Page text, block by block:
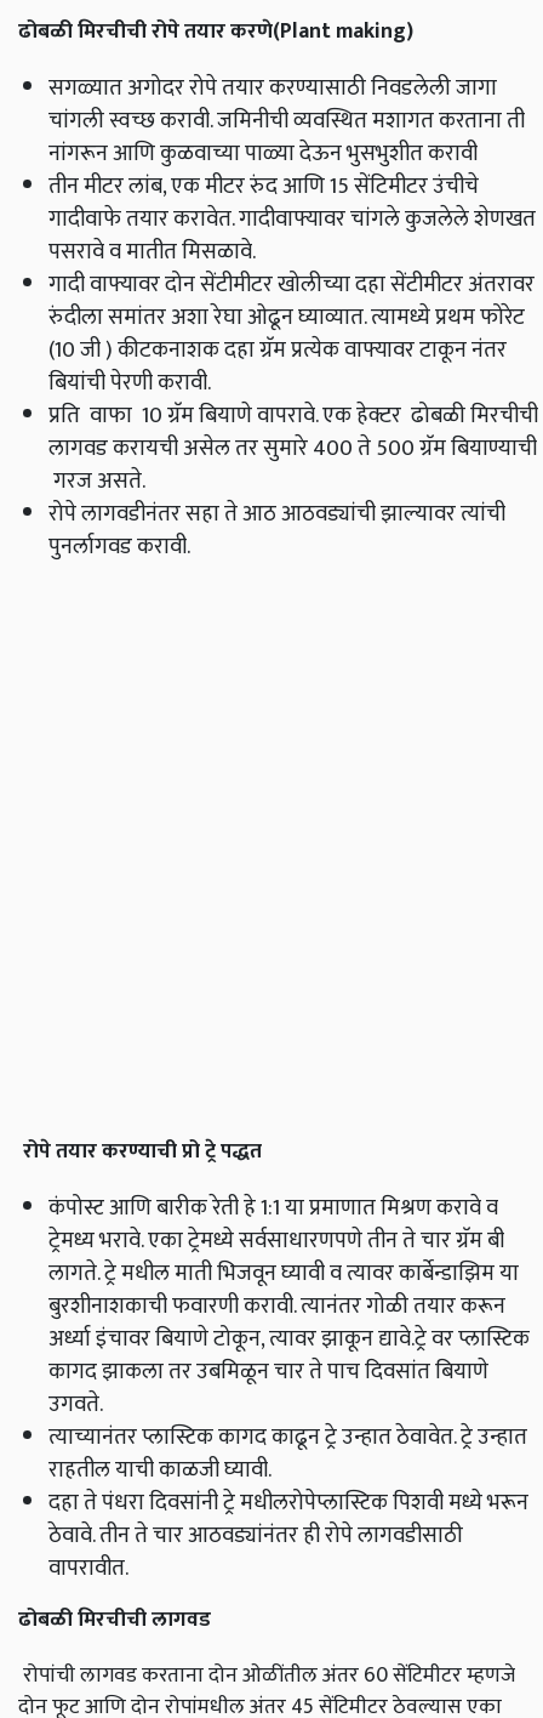
ढोबळी मिरचीची रोपे तयार करणे(Plant making)
सगळ्यात अगोदर रोपे तयार करण्यासाठी निवडलेली जागा
चांगली स्वच्छ करावी. जमिनीची व्यवस्थित मशागत करताना ती
नांगरून आणि कुळवाच्या पाळ्या देऊन भुसभुशीत करावी
तीन मीटर लांब, एक मीटर रुंद आणि 15 सेंटिमीटर उंचीचे
गादीवाफे तयार करावेत. गादीवाफ्यावर चांगले कुजलेले शेणखत
पसरावे व मातीत मिसळावे.
गादी वाफ्यावर दोन सेंटीमीटर खोलीच्या दहा सेंटीमीटर अंतरावर
रुंदीला समांतर अशा रेघा ओढून घ्याव्यात. त्यामध्ये प्रथम फोरेट
(10 जी ) कीटकनाशक दहा ग्रॅम प्रत्येक वाफ्यावर टाकून नंतर
बियांची पेरणी करावी.
प्रति वाफा 10 ग्रॅम बियाणे वापरावे. एक हेक्टर ढोबळी मिरचीची
लागवड करायची असेल तर सुमारे 400 ते 500 ग्रॅम बियाण्याची
गरज असते.
रोपे लागवडीनंतर सहा ते आठ आठवड्यांची झाल्यावर त्यांची
पुनर्लागवड करावी.
रोपे तयार करण्याची प्रो ट्रे पद्धत
कंपोस्ट आणि बारीक रेती हे 1:1 या प्रमाणात मिश्रण करावे व
ट्रेमध्य भरावे. एका ट्रेमध्ये सर्वसाधारणपणे तीन ते चार ग्रॅम बी
लागते. ट्रे मधील माती भिजवून घ्यावी व त्यावर कार्बेन्डाझिम या
बुरशीनाशकाची फवारणी करावी. त्यानंतर गोळी तयार करून
अर्ध्या इंचावर बियाणे टोकून, त्यावर झाकून द्यावे.ट्रे वर प्लास्टिक
कागद झाकला तर उबमिळून चार ते पाच दिवसांत बियाणे
उगवते.
त्याच्यानंतर प्लास्टिक कागद काढून ट्रे उन्हात ठेवावेत. ट्रे उन्हात
राहतील याची काळजी घ्यावी.
दहा ते पंधरा दिवसांनी ट्रे मधीलरोपेप्लास्टिक पिशवी मध्ये भरून
ठेवावे. तीन ते चार आठवड्यांनंतर ही रोपे लागवडीसाठी
वापरावीत.
ढोबळी मिरचीची लागवड
रोपांची लागवड करताना दोन ओळींतील अंतर 60 सेंटिमीटर म्हणजे
दोन फूट आणि दोन रोपांमधील अंतर 45 सेंटिमीटर ठेवल्यास एका